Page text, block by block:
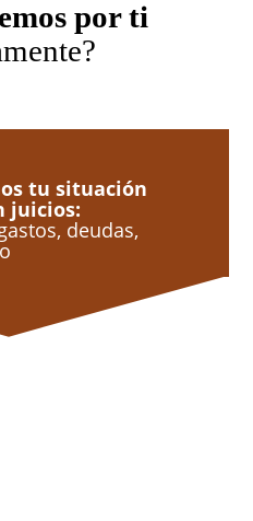
por ti
tu situación
juicios:
deudas,